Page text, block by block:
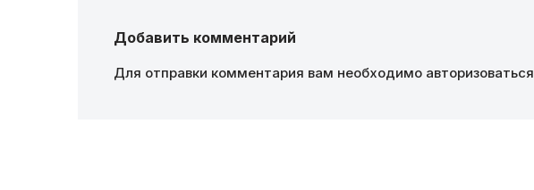
Добавить комментарий
Для отправки комментария вам необходимо авторизоваться